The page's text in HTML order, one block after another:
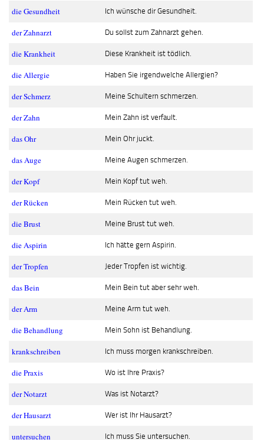
die Gesundheit Ich wünsche dir Gesundheit.
der Zahnarzt Du sollst zum Zahnarzt gehen.
die Krankheit Diese Krankheit ist tödlich.
die Allergie Haben Sie irgendwelche Allergien?
der Schmerz Meine Schultern schmerzen.
der Zahn Mein Zahn ist verfault.
das Ohr Mein Ohr juckt.
das Auge Meine Augen schmerzen.
der Kopf Mein Kopf tut weh.
der Rücken Mein Rücken tut weh.
die Brust Meine Brust tut weh.
die Aspirin Ich hätte gern Aspirin.
der Tropfen Jeder Tropfen ist wichtig.
das Bein Mein Bein tut aber sehr weh.
der Arm Meine Arm tut weh.
die Behandlung Mein Sohn ist Behandlung.
krankschreiben Ich muss morgen krankschreiben.
die Praxis Wo ist Ihre Praxis?
der Notarzt Was ist Notarzt?
der Hausarzt Wer ist Ihr Hausarzt?
untersuchen Ich muss Sie untersuchen.